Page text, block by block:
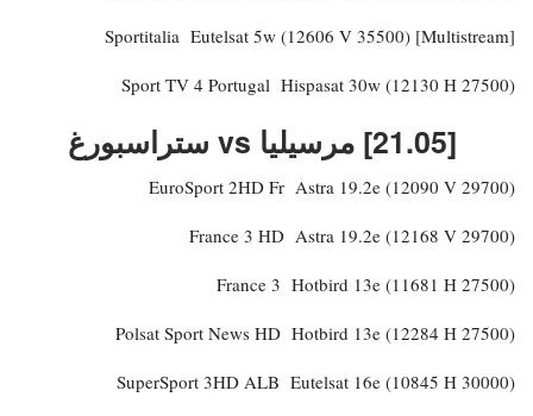
Sportitalia Eutelsat 5w (12606 V 35500) [Multistream]
Sport TV 4 Portugal Hispasat 30w (12130 H 27500)
[21.05] مرسيليا vs ستراسبورغ
EuroSport 2HD Fr Astra 19.2e (12090 V 29700)
France 3 HD Astra 19.2e (12168 V 29700)
France 3 Hotbird 13e (11681 H 27500)
Polsat Sport News HD Hotbird 13e (12284 H 27500)
SuperSport 3HD ALB Eutelsat 16e (10845 H 30000)